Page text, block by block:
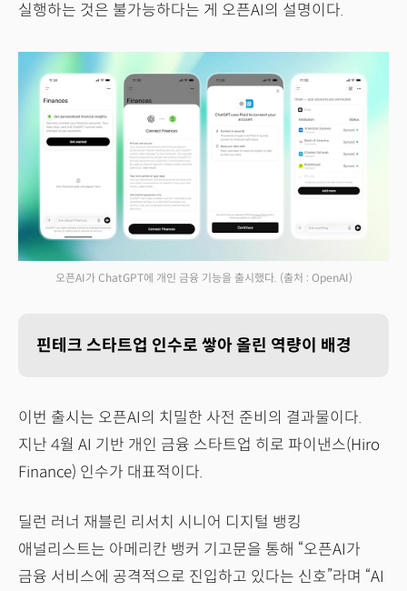
실행하는 것은 불가능하다는 게 오픈AI의 설명이다.
오픈AI가 ChatGPT에 개인 금융 기능을 출시했다. (출처 : OpenAI)
핀테크 스타트업 인수로 쌓아 올린 역량이 배경
이번 출시는 오픈AI의 치밀한 사전 준비의 결과물이다.
지난 4월 AI 기반 개인 금융 스타트업 히로 파이낸스(Hiro
Finance) 인수가 대표적이다.
딜런 러너 재블린 리서치 시니어 디지털 뱅킹
애널리스트는 아메리칸 뱅커 기고문을 통해 “오픈AI가
금융 서비스에 공격적으로 진입하고 있다는 신호”라며 “AI